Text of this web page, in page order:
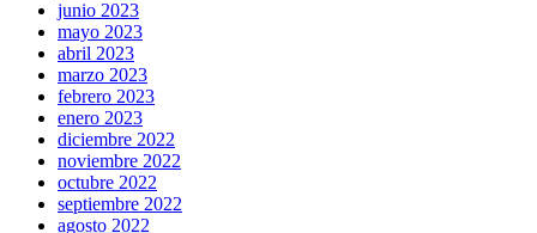
junio 2023
mayo 2023
abril 2023
marzo 2023
febrero 2023
enero 2023
diciembre 2022
noviembre 2022
octubre 2022
septiembre 2022
agosto 2022